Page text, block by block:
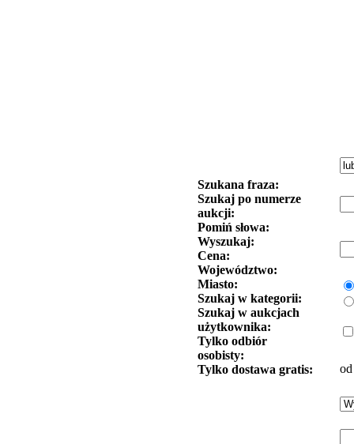
Szukana fraza:
Szukaj po numerze
aukcji:
Pomiń słowa:
Wyszukaj:
Cena:
Województwo:
Miasto:
Szukaj w kategorii:
Szukaj w aukcjach
użytkownika:
Tylko odbiór
osobisty:
Tylko dostawa gratis:
od